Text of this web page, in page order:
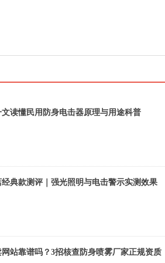
读懂民用防身电击器原理与用途科普
典款测评｜强光照明与电击警示实测效果
站靠谱吗？3招核查防身喷雾厂家正规资质